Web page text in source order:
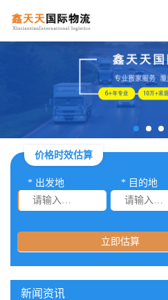
价格时效估算
* 出发地 * 目的地
立即估算
新闻资讯